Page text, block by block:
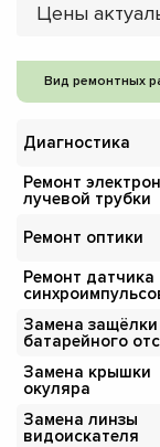
Цены
Вид ремонтных
Диагностика
Ремонт
лучевой трубки
Ремонт оптики
Ремонт датчика
Замена защёлки
батарейного
Замена крышки
окуляра
Замена линзы
видоискателя